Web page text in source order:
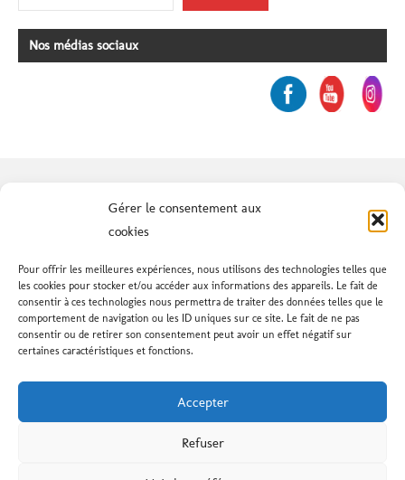
Gérer le consentement aux
cookies
Pour offrir les meilleures expériences, nous utilisons des technologies telles que
les cookies pour stocker et/ou accéder aux informations des appareils. Le fait de
consentir à ces technologies nous permettra de traiter des données telles que le
comportement de navigation ou les ID uniques sur ce site. Le fait de ne pas
consentir ou de retirer son consentement peut avoir un effet négatif sur
certaines caractéristiques et fonctions.
Accepter
Refuser
Nos médias sociaux
syndicat des services publics et
subventionnés
64, rue de Lyon, 1203 Genève - Tél: +41 79 293 11
61 - info@avenirsyndical.ch
Créateur du site: Pascal Fardel
Social media & sharing icons powered by